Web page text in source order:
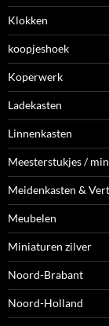
Klokken
koopjeshoek
Koperwerk
Ladekasten
Linnenkasten
Meesterstukjes /
Meidenkasten &
Meubelen
Miniaturen zilver
Noord-Brabant
Noord-Holland